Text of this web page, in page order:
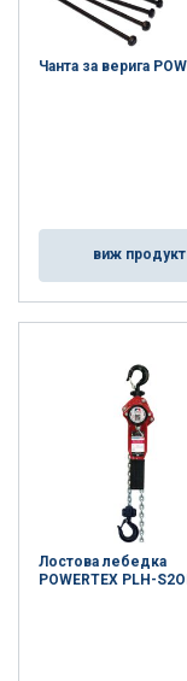
Чанта за верига
виж продукт
Лостова лебедка
POWERTEX PLH-